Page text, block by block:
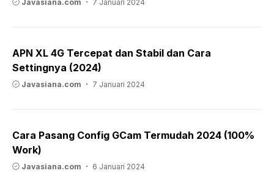
Javasiana.com 7 Januari 2024
APN XL 4G Tercepat dan Stabil dan Cara
Settingnya (2024)
Javasiana.com 7 Januari 2024
Cara Pasang Config GCam Termudah 2024 (100%
Work)
Javasiana.com 6 Januari 2024